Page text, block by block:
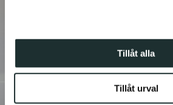
vidarebefordrar även sådana
information som du har tillhandahållit
samlat in när du har använt deras
Tillåt alla
Tillåt urval